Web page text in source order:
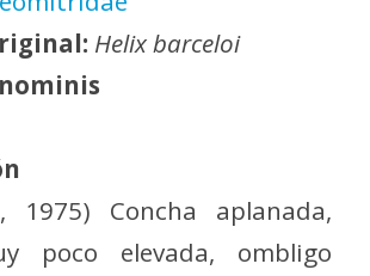
Helix barceloi
1975) Concha aplanada,
poco elevada, ombligo